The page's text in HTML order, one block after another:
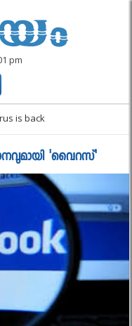
pm
is back
'വൈറസ്'